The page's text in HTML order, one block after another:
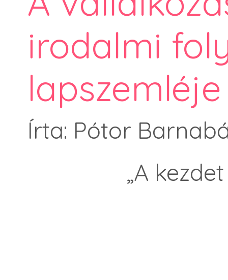
irodalmi
Írta: Pótor
„A